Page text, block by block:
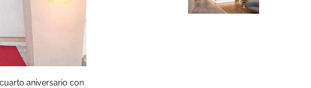
aniversario con